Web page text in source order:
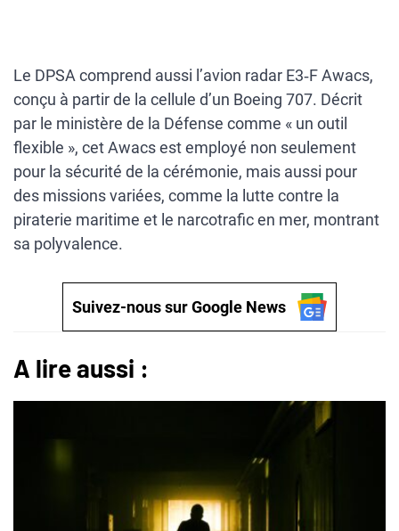
Le DPSA comprend aussi l’avion radar E3‑F Awacs,
conçu à partir de la cellule d’un Boeing 707. Décrit
par le ministère de la Défense comme « un outil
flexible », cet Awacs est employé non seulement
pour la sécurité de la cérémonie, mais aussi pour
des missions variées, comme la lutte contre la
piraterie maritime et le narcotrafic en mer, montrant
sa polyvalence.
Suivez-nous sur Google News
A lire aussi :